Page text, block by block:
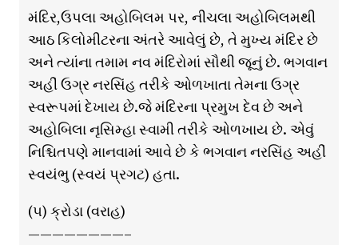
મંદિર,ઉપલા અહોબિલમ પર, નીચલા અહોબિલમથી
આઠ કિલોમીટરના અંતરે આવેલું છે, તે મુખ્ય મંદિર છે
અને ત્યાંના તમામ નવ મંદિરોમાં સૌથી જૂનું છે. ભગવાન
અહીં ઉગ્ર નરસિંહ તરીકે ઓળખાતા તેમના ઉગ્ર
સ્વરૂપમાં દેખાય છે.જે મંદિરના પ્રમુખ દેવ છે અને
અહોબિલા નૃસિમ્હા સ્વામી તરીકે ઓળખાય છે. એવું
નિશ્ચિતપણે માનવામાં આવે છે કે ભગવાન નરસિંહ અહીં
સ્વયંભુ (સ્વયં પ્રગટ) હતા.
(૫) ક્રોડા (વરાહ)
————————–